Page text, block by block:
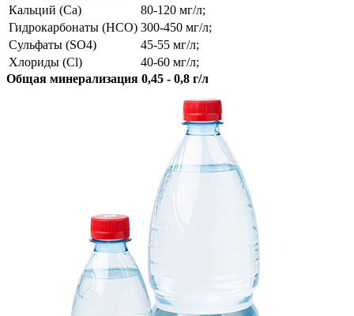
Кальций (Ca)
80-120 мг/л;
Гидрокарбонаты (HCO) 300-450 мг/л;
Сульфаты (SO4)
45-55 мг/л;
Хлориды (Cl)
40-60 мг/л;
Общая минерализация 0,45 - 0,8 г/л